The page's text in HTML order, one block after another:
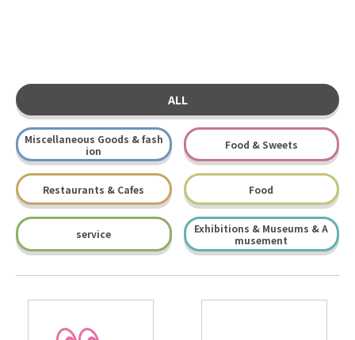
ALL
Miscellaneous Goods & fash
ion
Food & Sweets
Restaurants & Cafes Food
service
Exhibitions & Museums & A
musement